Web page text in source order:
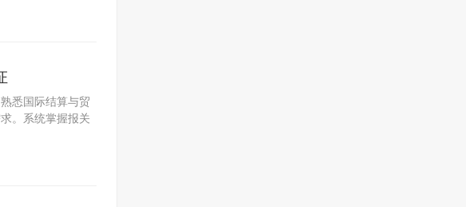
悉国际结算与贸
。系统掌握报关